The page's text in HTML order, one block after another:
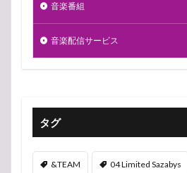
音楽番組
音楽配信サービス
タグ
&TEAM 04 Limited Sazabys